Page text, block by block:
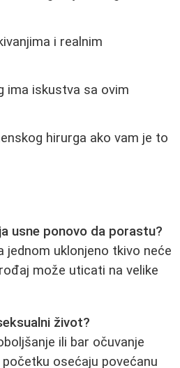
i realnim
ima iskustva sa ovim
hirurga ako vam je to
usne ponovo da porastu?
jednom uklonjeno tkivo neće
može uticati na velike
život?
ili bar očuvanje
osećaju povećanu